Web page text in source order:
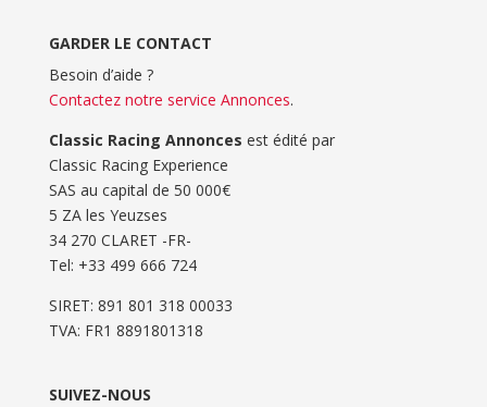
GARDER LE CONTACT
Besoin d’aide ?
Contactez notre service Annonces.
Classic Racing Annonces est édité par
Classic Racing Experience
SAS au capital de 50 000€
5 ZA les Yeuzses
34 270 CLARET -FR-
Tel: ‭+33 499 666 724‬
SIRET: 891 801 318 00033
TVA: FR1 8891801318
SUIVEZ-NOUS